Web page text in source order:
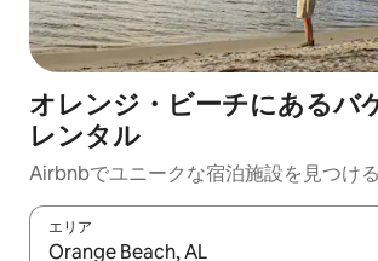
オレンジ・ビーチにあるバ
レンタル
Airbnbでユニークな宿泊施設を見つける
エリア
検索結果が表示されたら、上下の矢印キ